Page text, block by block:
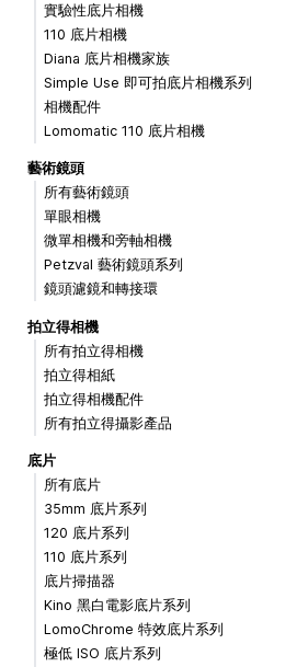
實驗性底片相機
110 底片相機
Diana 底片相機家族
Simple Use 即可拍底片相機系列
相機配件
Lomomatic 110 底片相機
藝術鏡頭
所有藝術鏡頭
單眼相機
微單相機和旁軸相機
Petzval 藝術鏡頭系列
鏡頭濾鏡和轉接環
拍立得相機
所有拍立得相機
拍立得相紙
拍立得相機配件
所有拍立得攝影產品
底片
所有底片
35mm 底片系列
120 底片系列
110 底片系列
底片掃描器
Kino 黑白電影底片系列
LomoChrome 特效底片系列
極低 ISO 底片系列